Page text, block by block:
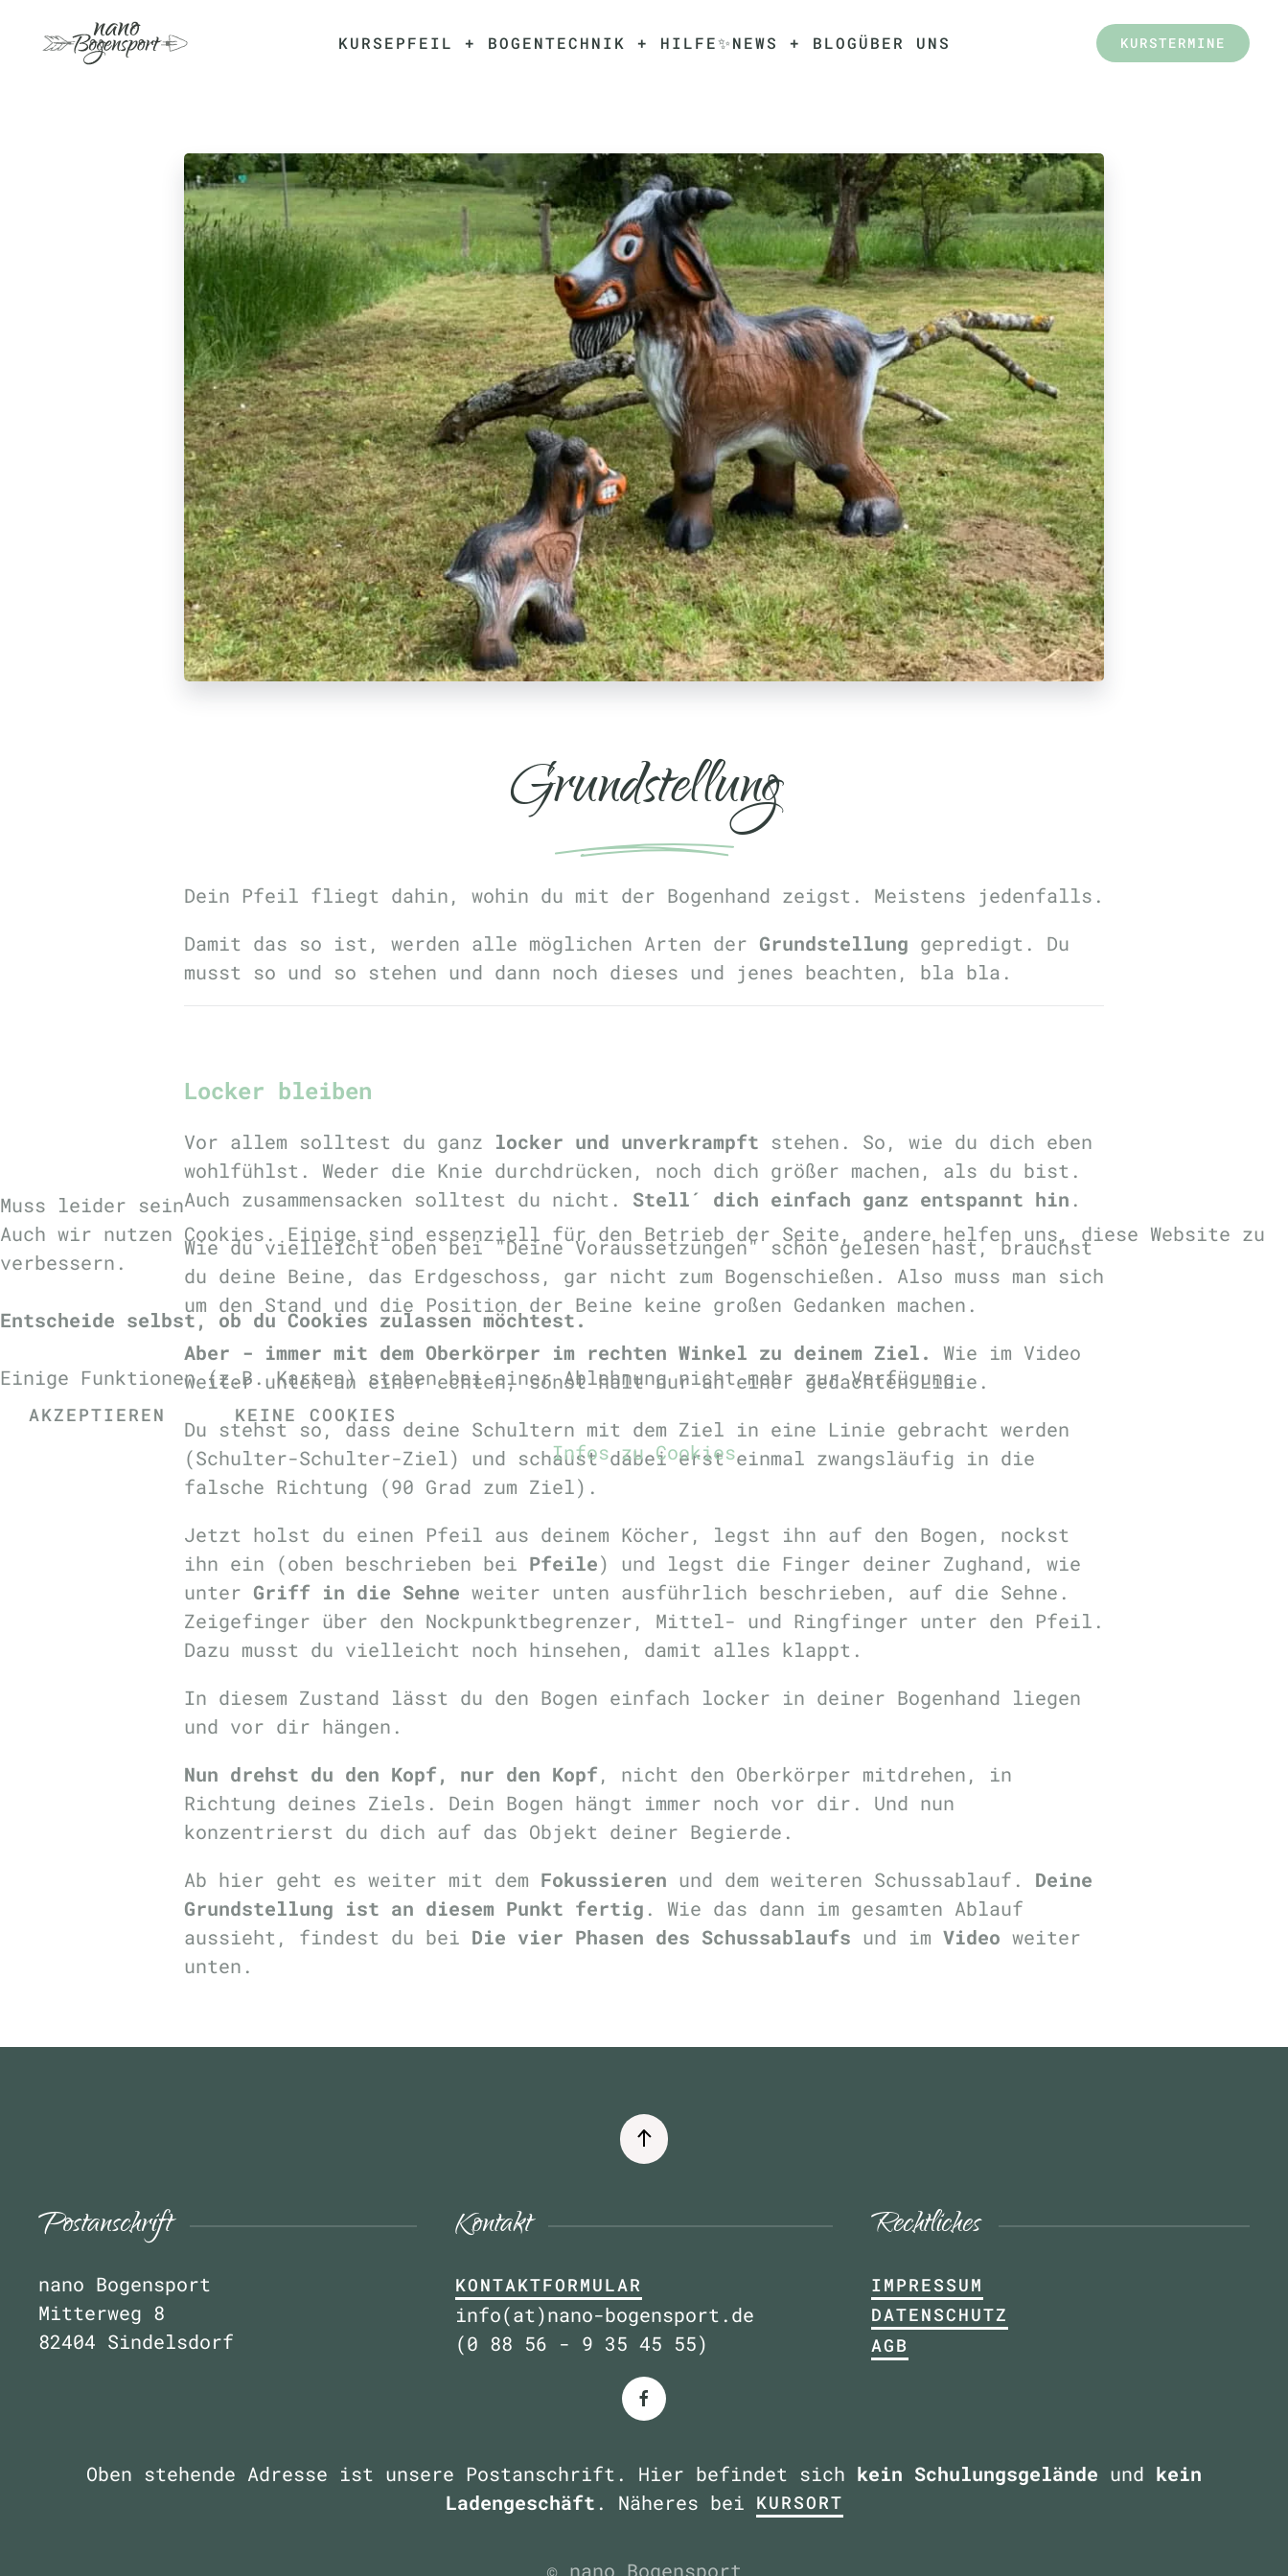
Skip to main content
KURSEPFEIL + BOGENTECHNIK + HILFE✨NEWS + BLOGÜBER UNS KURSTERMINE
Grundstellung
Dein Pfeil fliegt dahin, wohin du mit der Bogenhand zeigst. Meistens jedenfalls.
Damit das so ist, werden alle möglichen Arten der Grundstellung gepredigt. Du
musst so und so stehen und dann noch dieses und jenes beachten, bla bla.
Locker bleiben
Vor allem solltest du ganz locker und unverkrampft stehen. So, wie du dich eben
wohlfühlst. Weder die Knie durchdrücken, noch dich größer machen, als du bist.
Auch zusammensacken solltest du nicht. Stell´ dich einfach ganz entspannt hin .
Wie du vielleicht oben bei "Deine Voraussetzungen" schon gelesen hast, brauchst
du deine Beine, das Erdgeschoss, gar nicht zum Bogenschießen. Also muss man sich
um den Stand und die Position der Beine keine großen Gedanken machen.
Aber - immer mit dem Oberkörper im rechten Winkel zu deinem Ziel.
Wie im Video
weiter unten an einer echten, sonst halt nur an einer gedachten Linie.
Du stehst so, dass deine Schultern mit dem Ziel in eine Linie gebracht werden
(Schulter-Schulter-Ziel) und schaust dabei erst einmal zwangsläufig in die
falsche Richtung (90 Grad zum Ziel).
Jetzt holst du einen Pfeil aus deinem Köcher, legst ihn auf den Bogen, nockst
ihn ein (oben beschrieben bei Pfeile) und legst die Finger deiner Zughand, wie
unter Griff in die Sehne weiter unten ausführlich beschrieben, auf die Sehne.
Zeigefinger über den Nockpunktbegrenzer, Mittel- und Ringfinger unter den Pfeil.
Dazu musst du vielleicht noch hinsehen, damit alles klappt.
In diesem Zustand lässt du den Bogen einfach locker in deiner Bogenhand liegen
und vor dir hängen.
Nun drehst du den Kopf, nur den Kopf, nicht den Oberkörper mitdrehen, in
Richtung deines Ziels. Dein Bogen hängt immer noch vor dir. Und nun
konzentrierst du dich auf das Objekt deiner Begierde.
Ab hier geht es weiter mit dem Fokussieren und dem weiteren Schussablauf. Deine
Grundstellung ist an diesem Punkt fertig . Wie das dann im gesamten Ablauf
aussieht, findest du bei Die vier Phasen des Schussablaufs und im Video weiter
unten.
Postanschrift
nano Bogensport
Mitterweg 8
82404 Sindelsdorf
Kontakt
KONTAKTFORMULAR
info(at)nano-bogensport.de
(0 88 56 - 9 35 45 55)
Rechtliches
IMPRESSUM
DATENSCHUTZ
AGB
Oben stehende Adresse ist unsere Postanschrift. Hier befindet sich kein Schulungsgelände und kein
Ladengeschäft . Näheres bei KURSORT
© nano Bogensport
Muss leider sein
Auch wir nutzen Cookies. Einige sind essenziell für den Betrieb der Seite, andere helfen uns, diese Website zu
verbessern.
Entscheide selbst, ob du Cookies zulassen möchtest.
Einige Funktionen (z.B. Karten) stehen bei einer Ablehnung nicht mehr zur Verfügung.
AKZEPTIEREN KEINE COOKIES
Infos zu Cookies